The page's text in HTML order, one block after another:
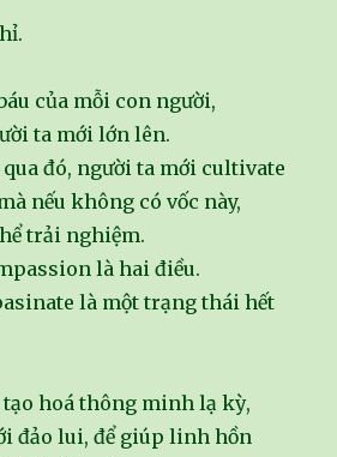
của mỗi con người,
ta mới lớn lên.
đó, người ta mới cultivate
nếu không có vốc này,
trải nghiệm.
là hai điều.
là một trạng thái hết
hoá thông minh lạ kỳ,
đảo lui, để giúp linh hồn